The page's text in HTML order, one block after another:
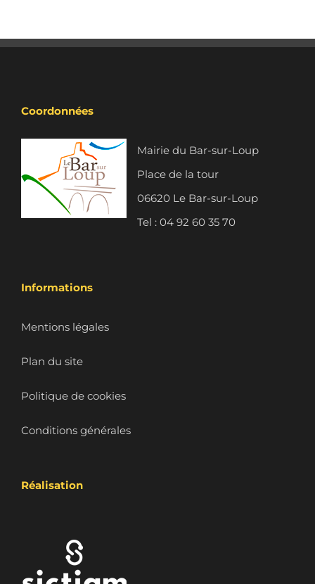
Coordonnées
Mairie du Bar-sur-Loup
Place de la tour
06620 Le Bar-sur-Loup
Tel : 04 92 60 35 70
Informations
Mentions légales
Plan du site
Politique de cookies
Conditions générales
Réalisation